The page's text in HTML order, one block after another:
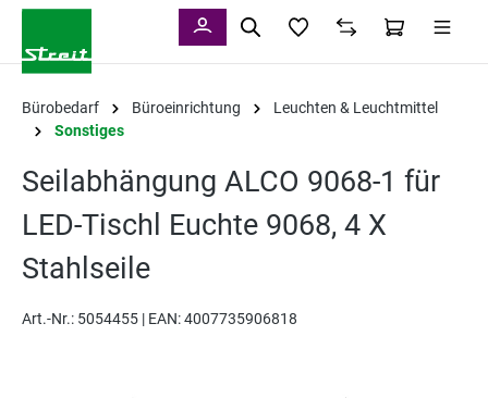
Bürobedarf Büroeinrichtung
Leuchten & Leuchtmittel
Sonstiges
Seilabhängung ALCO 9068-1 für
LED-Tischl Euchte 9068, 4 X
Stahlseile
Art.-Nr.: 5054455 | EAN: 4007735906818